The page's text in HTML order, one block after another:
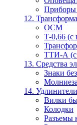
Приборы
12.
ОСМ
Т-0,66 (с
ТТИ-А
13. Средства
Знаки
14.
Вилки
Колодки
Разъемы